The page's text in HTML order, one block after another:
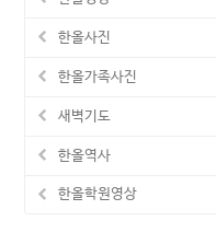
한올사진
한올가족사진
새벽기도
한올역사
한올학원영상